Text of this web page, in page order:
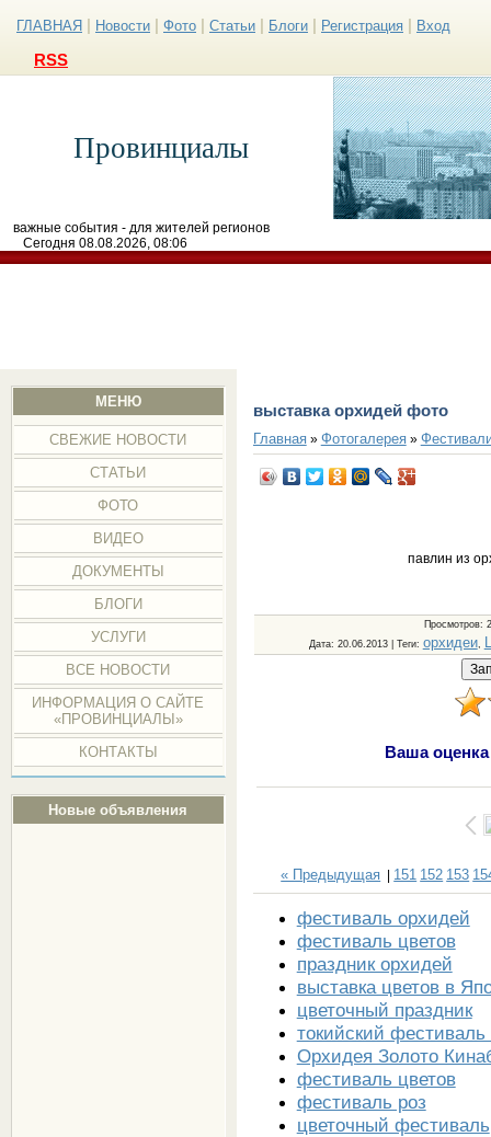
ГЛАВНАЯ Новости Фото Статьи Блоги Регистрация Вход
RSS
Провинциалы
важные события - для жителей регионов
Сегодня 08.08.2026, 08:06
МЕНЮ
СВЕЖИЕ НОВОСТИ
СТАТЬИ
ФОТО
ВИДЕО
ДОКУМЕНТЫ
БЛОГИ
УСЛУГИ
ВСЕ НОВОСТИ
ИНФОРМАЦИЯ О САЙТЕ
«ПРОВИНЦИАЛЫ»
КОНТАКТЫ
Новые объявления
выставка орхидей фото
Главная» Фотогалерея»
павлин из
Просмотров:
Дата: 20.06.2013 | Теги: орхидеи
Ваша
« Предыдущая | 151 152 153
фестиваль орхидей
фестиваль цветов
праздник орхидей
выставка цветов в
цветочный праздник
токийский
Орхидея Золото
фестиваль цветов
фестиваль роз
цветочный фестиваль